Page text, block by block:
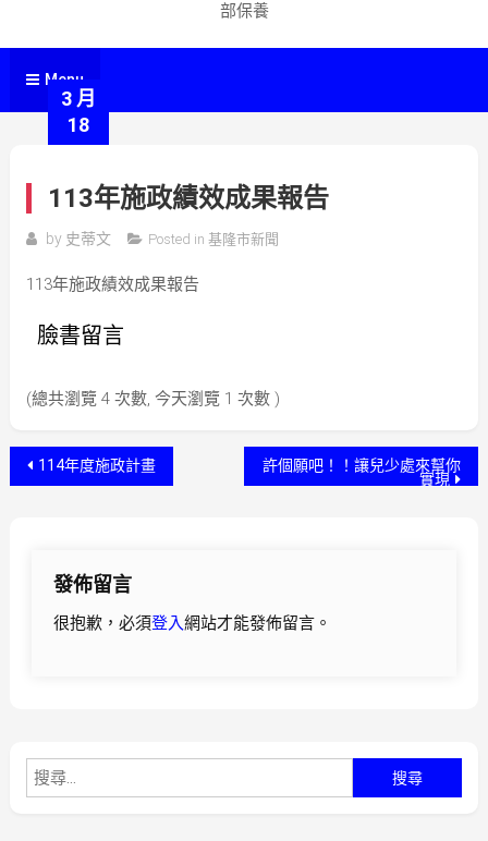
部保養
Menu
3 月
18
113年施政績效成果報告
by 史蒂文 Posted in 基隆市新聞
113年施政績效成果報告
臉書留言
(總共瀏覽 4 次數, 今天瀏覽 1 次數 )
文114年度施政計畫
許個願吧！！讓兒少處來幫你
實現
發佈留言
很抱歉，必須登入網站才能發佈留言。
尋